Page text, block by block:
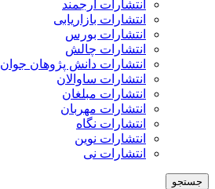
انتشارات ارجمند
انتشارات بازاریابی
انتشارات بورس
انتشارات چالش
انتشارات دانش پژوهان جوان
انتشارات ساوالان
انتشارات مبلغان
انتشارات مهربان
انتشارات نگاه
انتشارات نوین
انتشارات نی
جستجو